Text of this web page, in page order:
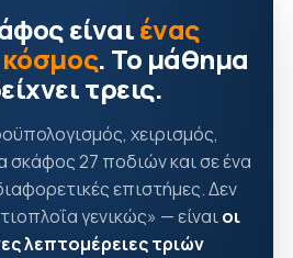
είναιένας
. Το μάθημα
τρεις.
χειρισμός,
σκάφος 27 ποδιών και σε ένα
επιστήμες. Δεν
γενικώς» — είναιοι
λεπτομέρειες τριών